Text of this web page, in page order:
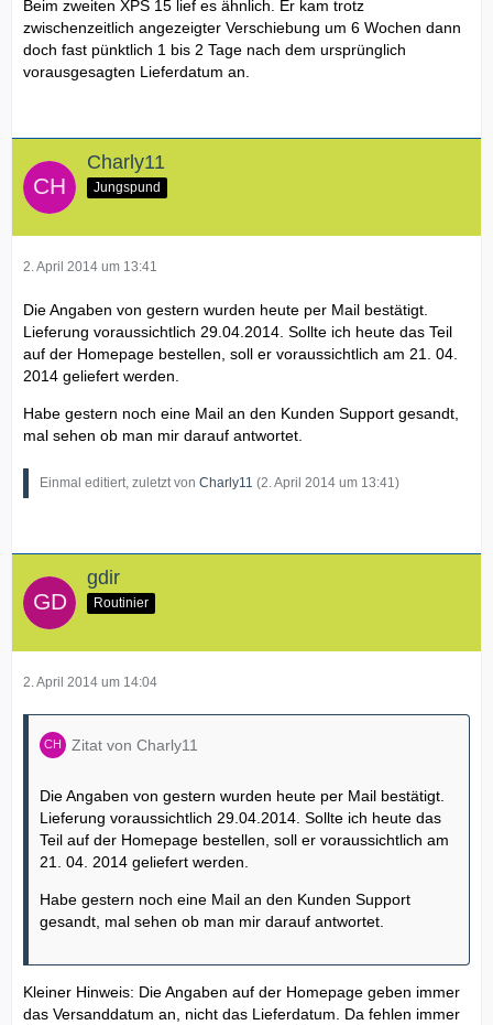
Beim zweiten XPS 15 lief es ähnlich. Er kam trotz
zwischenzeitlich angezeigter Verschiebung um 6 Wochen dann
doch fast pünktlich 1 bis 2 Tage nach dem ursprünglich
vorausgesagten Lieferdatum an.
Charly11
Jungspund
2. April 2014 um 13:41
Die Angaben von gestern wurden heute per Mail bestätigt.
Lieferung voraussichtlich 29.04.2014. Sollte ich heute das Teil
auf der Homepage bestellen, soll er voraussichtlich am 21. 04.
2014 geliefert werden.
Habe gestern noch eine Mail an den Kunden Support gesandt,
mal sehen ob man mir darauf antwortet.
Einmal editiert, zuletzt von Charly11 (2. April 2014 um 13:41)
gdir
Routinier
2. April 2014 um 14:04
Zitat von Charly11
Die Angaben von gestern wurden heute per Mail bestätigt.
Lieferung voraussichtlich 29.04.2014. Sollte ich heute das
Teil auf der Homepage bestellen, soll er voraussichtlich am
21. 04. 2014 geliefert werden.
Habe gestern noch eine Mail an den Kunden Support
gesandt, mal sehen ob man mir darauf antwortet.
Kleiner Hinweis: Die Angaben auf der Homepage geben immer
das Versanddatum an, nicht das Lieferdatum. Da fehlen immer